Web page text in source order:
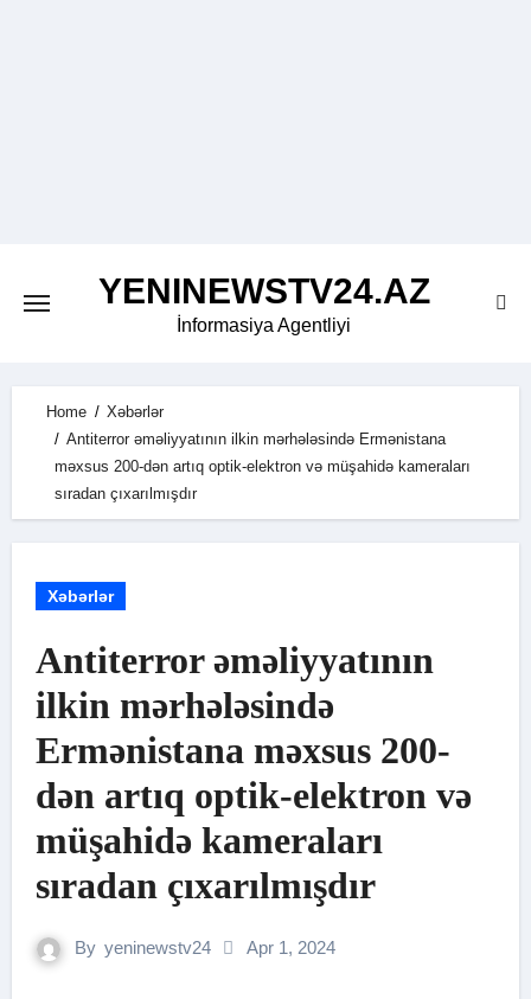
YENINEWSTV24.AZ
İnformasiya Agentliyi
Home
Xəbərlər
Antiterror əməliyyatının ilkin mərhələsində Ermənistana
məxsus 200-dən artıq optik-elektron və müşahidə kameraları
sıradan çıxarılmışdır
Xəbərlər
Antiterror əməliyyatının
ilkin mərhələsində
Ermənistana məxsus 200-
dən artıq optik-elektron və
müşahidə kameraları
sıradan çıxarılmışdır
By yeninewstv24 Apr 1, 2024